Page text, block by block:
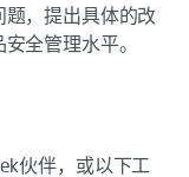
，提出具体的改
全管理水平。
伙伴，或以下工